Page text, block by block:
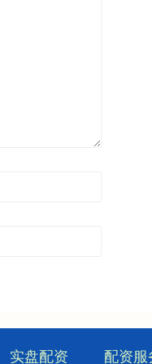
实盘配资 配资服